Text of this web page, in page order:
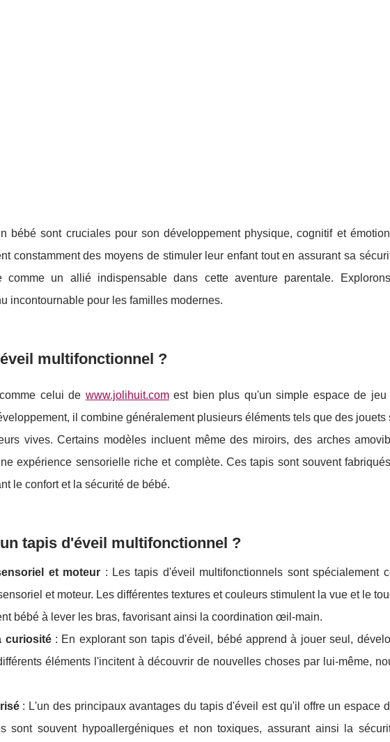
bébé sont cruciales pour son développement physique, cognitif et
constamment des moyens de stimuler leur enfant tout en assurant sa
comme un allié indispensable dans cette aventure parentale.
incontournable pour les familles modernes.
multifonctionnel ?
celui de www.jolihuit.comest bien plus qu'un simple espace de jeu
il combine généralement plusieurs éléments tels que des jouets
vives. Certains modèles incluent même des miroirs, des arches
expérience sensorielle riche et complète. Ces tapis sont souvent
le confort et la sécurité de bébé.
tapis d'éveil multifonctionnel ?
et moteur : Les tapis d'éveil multifonctionnels sont spécialement
et moteur. Les différentes textures et couleurs stimulent la vue et le
bébé à lever les bras, favorisant ainsi la coordination œil-main.
curiosité: En explorant son tapis d'éveil, bébé apprend à jouer seul,
éléments l'incitent à découvrir de nouvelles choses par lui-même,
: L'un des principaux avantages du tapis d'éveil est qu'il offre un espace
sont souvent hypoallergéniques et non toxiques, assurant ainsi la